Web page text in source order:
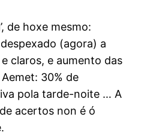
de hoxe mesmo:
(agora) a
claros, e aumento das
30% de
pola tarde-noite … A
acertos non é ó